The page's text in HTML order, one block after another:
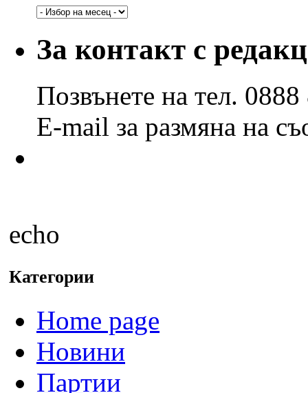
Архив
и
месеци
За контакт с
Позвънете на тел.
E-mail за размяна на
echo
Категории
Home page
Новини
Партии